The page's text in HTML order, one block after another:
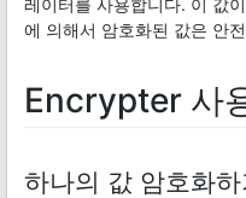
레이터를 사용합니다. 이 값
에 의해서 암호화된 값은 안
Encrypter 사
하나의 값 암호화하